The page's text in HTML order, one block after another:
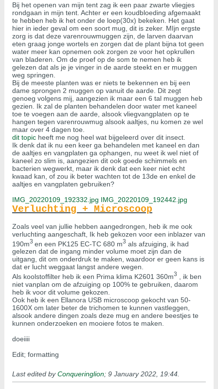
Bij het openen van mijn tent zag ik een paar zwarte vliegjes
rondgaan in mijn tent. Achter er een koudbloeding afgemaakt
te hebben heb ik het onder de loep(30x) bekeken. Het gaat
hier in ieder geval om een soort mug, dit is zeker. MIjn ergste
zorg is dat deze varenrouwmuggen zijn, de larven daarvan
eten graag jonge wortels en zorgen dat de plant bijna tot geen
water meer kan opnemen ook zorgen ze voor het opkrullen
van bladeren. Om de proef op de som te nemen heb ik
gelezen dat als je je vinger in de aarde steekt en er muggen
weg springen.
Bij de meeste planten was er niets te bekennen en bij een
dame sprongen 2 muggen op vanuit de aarde. Dit zegt
genoeg volgens mij, aangezien ik maar een 6 tal muggen heb
gezien. Ik zal de planten behandelen door water met kaneel
toe te voegen aan de aarde, alsook vliegvangplaten op te
hangen tegen varenrouwmug alsook aaltjes, nu komen ze wel
maar over 4 dagen toe.
dit topic heeft me nog heel wat bijgeleerd over dit insect.
Ik denk dat ik nu een keer ga behandelen met kaneel en dan
de aaltjes en vangplaten ga ophangen, nu weet ik wel niet of
kaneel zo slim is, aangezien dit ook goede schimmels en
bacterien wegwerkt, maar ik denk dat een keer niet echt
kwaad kan, of zou ik beter wachten tot de 13de en enkel de
aaltjes en vangplaten gebruiken?
IMG_20220109_192332.jpg IMG_20220109_192442.jpg
Verluchting + Microscoop
Zoals veel van jullie hebben aangedrongen, heb ik me ook
verluchting aangeschaft, Ik heb gekozen voor een inblazer van
190m3 en een PK125 EC-TC 680 m3 als afzuiging, ik had
gelezen dat de ingang minder volume moet zijn dan de
uitgang, dit om onderdruk te maken, waardoor er geen kans is
dat er lucht weggaat langst andere wegen.
Als koolstoffilter heb ik een Prima klima K2601 360m3
, ik ben
niet vanplan om de afzuiging op 100% te gebruiken, daarom
heb ik voor dit volume gekozen.
Ook heb ik een Ellanora USB microscoop gekocht van 50-
1600X om later beter de trichomen te kunnen vastleggen,
alsook andere dingen zoals deze mug en andere beestjes te
kunnen onderzoeken en mooiere fotos te maken.
doeiiii
Edit; formatting
Last edited byConqueringlion; 9 January 2022, 19:44